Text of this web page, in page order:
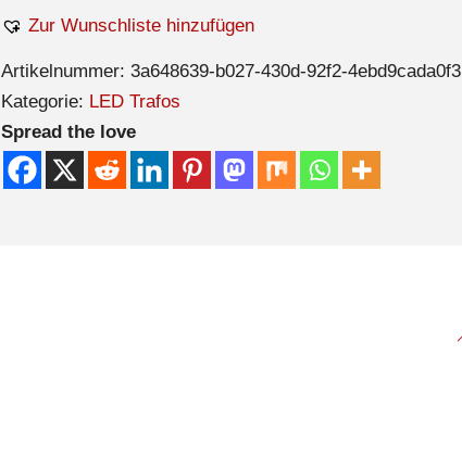
Zur Wunschliste hinzufügen
Artikelnummer: 3a648639-b027-430d-92f2-4ebd9cada0f3
Kategorie: LED Trafos
Spread the love